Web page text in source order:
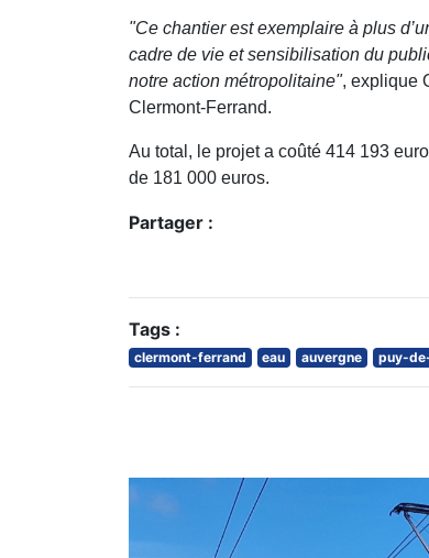
"Ce chantier est exemplaire à plus
cadre de vie et sensibilisation du
notre action métropolitaine", explique
Clermont-Ferrand.
Au total, le projet a coûté 414 193
de 181 000 euros.
Partager :
Tags :
clermont-ferrand eau auvergne puy-